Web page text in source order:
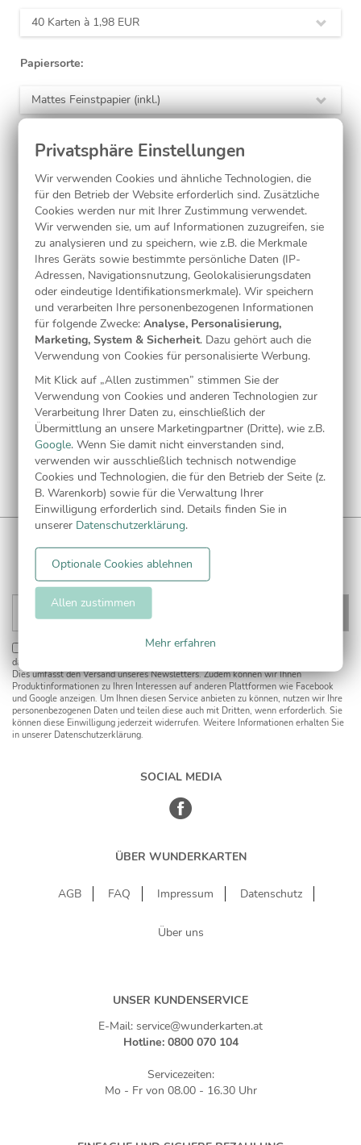
40 Karten à 1,98 EUR
Papiersorte:
Mattes Feinstpapier (inkl.)
Eckenform:
normale Ecken (inkl.)
Laminierung:
ohne(inkl.)
Jetzt gestalten
Kostenlose Musterkarte
WUNDERKARTEN NEWSLETTER
Anmelden und5€ Gutschein
Einwilligung zur Datennutzung für Marketingzwecke:
dass wir Sie mit neuesten Informationen aus unserem Angebot informieren können.
Dies umfasst den Versand unseres Newsletters. Zudem können wir Ihnen
Produktinformationen zu Ihren Interessen auf anderen Plattformen wie Facebook
und Google anzeigen. Um Ihnen diesen Service anbieten zu können, nutzen wir Ihre
personenbezogenen Daten und teilen diese auch mit Dritten, wenn erforderlich. Sie
können diese Einwilligung jederzeit widerrufen. Weitere Informationen erhalten Sie
in unserer Datenschutzerklärung.
SOCIAL MEDIA
ÜBER WUNDERKARTEN
AGB FAQ Impressum Datenschutz
Über uns
UNSER KUNDENSERVICE
E-Mail: service@wunderkarten.at
Hotline: 0800 070 104
Servicezeiten:
Mo - Fr von 08.00 - 16.30 Uhr
Wir verwenden Cookies und ähnliche Technologien, die
für den Betrieb der Website erforderlich sind. Zusätzliche
Cookies werden nur mit Ihrer Zustimmung verwendet.
Wir verwenden sie, um auf Informationen zuzugreifen, sie
zu analysieren und zu speichern, wie z.B. die Merkmale
Ihres Geräts sowie bestimmte persönliche Daten (IP-
Adressen, Navigationsnutzung, Geolokalisierungsdaten
oder eindeutige Identifikationsmerkmale). Wir speichern
und verarbeiten Ihre personenbezogenen Informationen
für folgende Zwecke:Analyse, Personalisierung,
Marketing, System & Sicherheit. Dazu gehört auch die
Verwendung von Cookies für personalisierte Werbung.
Mit Klick auf „Allen zustimmen” stimmen Sie der
Verwendung von Cookies und anderen Technologien zur
Verarbeitung Ihrer Daten zu, einschließlich der
Übermittlung an unsere Marketingpartner (Dritte), wie z.B.
Google. Wenn Sie damit nicht einverstanden sind,
verwenden wir ausschließlich technisch notwendige
Cookies und Technologien, die für den Betrieb der Seite (z.
B. Warenkorb) sowie für die Verwaltung Ihrer
Einwilligung erforderlich sind. Details finden Sie in
unserer Datenschutzerklärung.
Mehr erfahren
Optionale Cookies ablehnen
Allen zustimmen